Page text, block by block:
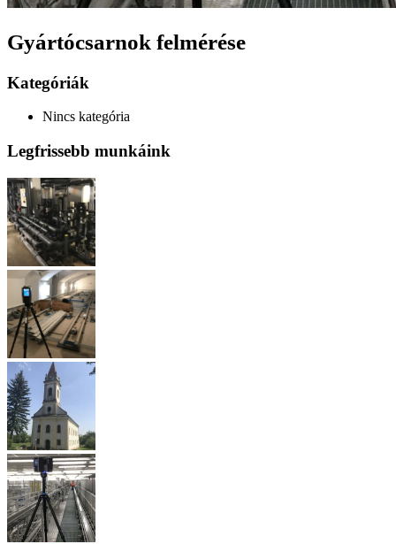
Gyártócsarnok felmérése
Kategóriák
Nincs kategória
Legfrissebb munkáink